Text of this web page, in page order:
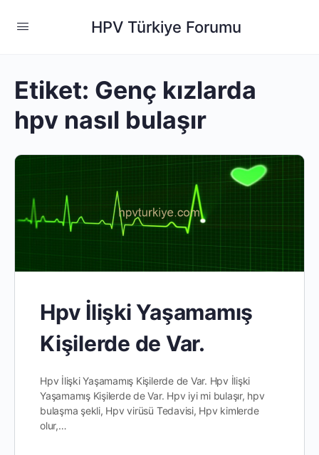
HPV Türkiye Forumu
Etiket: Genç kızlarda
hpv nasıl bulaşır
Hpv İlişki Yaşamamış
Kişilerde de Var.
Hpv İlişki Yaşamamış Kişilerde de Var. Hpv İlişki
Yaşamamış Kişilerde de Var. Hpv iyi mi bulaşır, hpv
bulaşma şekli, Hpv virüsü Tedavisi, Hpv kimlerde
olur,…